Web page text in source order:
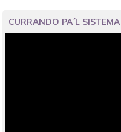
CURRANDO PA´L SISTEMA